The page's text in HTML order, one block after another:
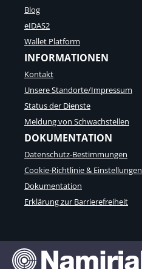
Blog
eIDAS2
Wallet Platform
INFORMATIONEN
Kontakt
Unsere Standorte/Impressum
Status der Dienste
Meldung von Schwachstellen
DOKUMENTATION
Datenschutz-Bestimmungen
Cookie-Richtlinie & Einstellungen
Dokumentation
Erklärung zur Barrierefreiheit